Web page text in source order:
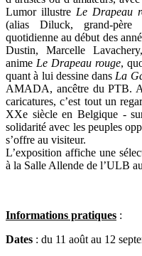
Lumor illustre Le Drapeau
(alias Diluck, grand-
quotidienne au début des
Dustin, Marcelle
anime Le Drapeau rouge,
quant à lui dessine dans La
AMADA, ancêtre du PTB.
caricatures, c’est tout un
XXe siècle en Belgique -
solidarité avec les peuples
s’offre au visiteur.
L’exposition affiche une
à la Salle Allende de l’ULB
Informations pratiques :
Dates : du 11 août au 12